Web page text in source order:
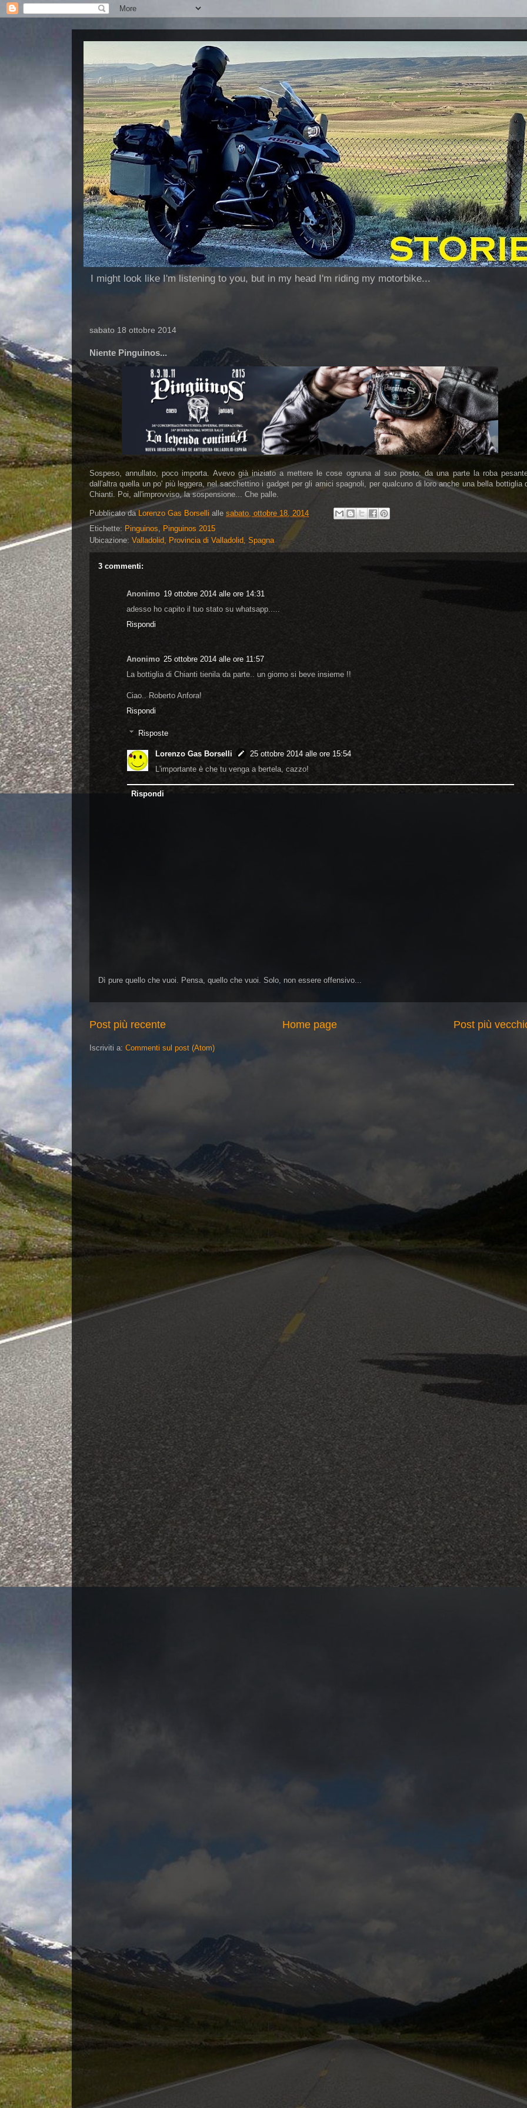
I might look like I'm listening to you, but in my head I'm riding my motorbike...
sabato 18 ottobre 2014
Niente Pinguinos...
Sospeso, annullato, poco importa. Avevo già iniziato a mettere le cose ognuna al suo posto: da una parte la roba
dall'altra quella un po' più leggera, nel sacchettino i gadget per gli amici spagnoli, per qualcuno di loro anche una bella bottiglia
Chianti. Poi, all'improvviso, la sospensione... Che palle.
Pubblicato daLorenzo Gas Borselli alle sabato, ottobre 18, 2014
Etichette: Pinguinos, Pinguinos 2015
Ubicazione: Valladolid, Provincia di Valladolid, Spagna
3 commenti:
Anonimo 19 ottobre 2014 alle ore 14:31
adesso ho capito il tuo stato su whatsapp.....
Rispondi
Anonimo 25 ottobre 2014 alle ore 11:57
La bottiglia di Chianti tienila da parte.. un giorno si beve insieme !!
Ciao.. Roberto Anfora!
Rispondi
Risposte
Lorenzo Gas Borselli
25 ottobre 2014 alle ore 15:54
L'importante è che tu venga a bertela, cazzo!
Rispondi
Dì pure quello che vuoi. Pensa, quello che vuoi. Solo, non essere offensivo...
Post più recente Post più
Home page
Iscriviti a: Commenti sul post (Atom)